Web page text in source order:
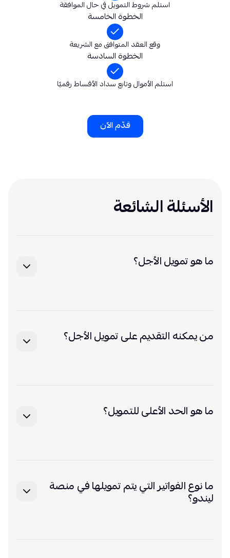
استلم شروط التمويل في حال الموافقة
الخطوة الخامسة
وقع العقد المتوافق مع الشريعة
الخطوة السادسة
استلم الأموال وتابع سداد الأقساط رقميًا
قدّم الآن
الأسئلة الشائعة
ما هو تمويل الأجل؟
من يمكنه التقديم على تمويل الأجل؟
ما هو الحد الأعلى للتمويل؟
ما نوع الفواتير التي يتم تمويلها في منصة
ليندو؟